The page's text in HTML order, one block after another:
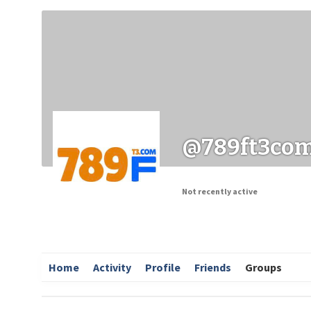
Заходи
Not recently active
Home Activity Profile Friends Groups